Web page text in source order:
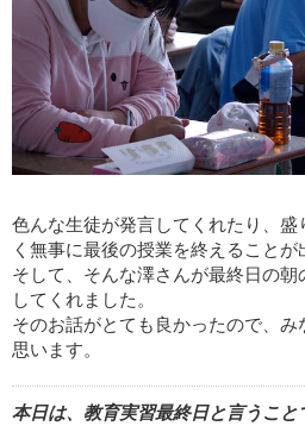
色んな生徒が発言してくれたり、盛
く無事に最後の授業を終えることが
そして、そんな澤さんが最終日の
してくれました。
そのお話がとても良かったので、み
思います。
本日は、教育実習最終日と言うこ